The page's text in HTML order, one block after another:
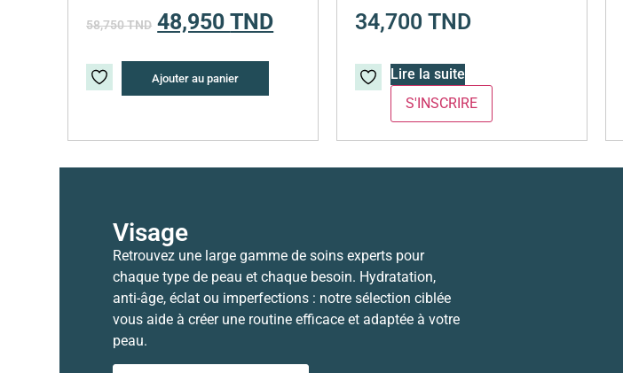
34,700TND
Lire la suite
58,750TND 48,950TND
Ajouter au panier
Visage
Retrouvez une large gamme de soins experts pour
chaque type de peau et chaque besoin. Hydratation,
anti-âge, éclat ou imperfections : notre sélection ciblée
vous aide à créer une routine efficace et adaptée à votre
peau.